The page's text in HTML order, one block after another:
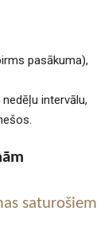
pasākuma),
intervālu,
saturošiem